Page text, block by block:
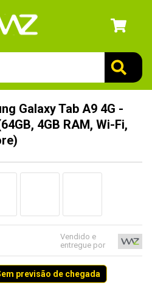
Galaxy Tab A9 4G -
4GB RAM, Wi-Fi,
Vendido e
entregue por
previsão de chegada
º
gabinete
º
keychron
º
fractal
º
controle